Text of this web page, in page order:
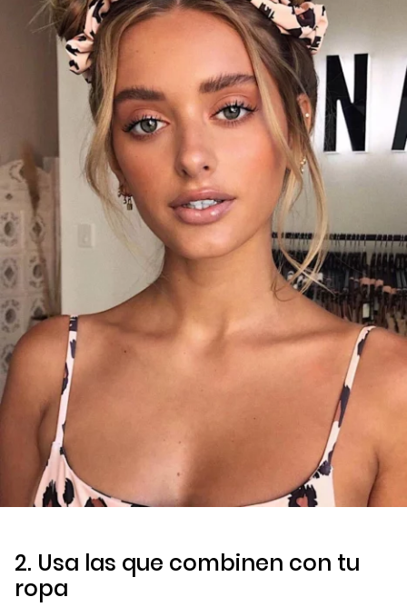
2. Usa las que combinen con tu
ropa